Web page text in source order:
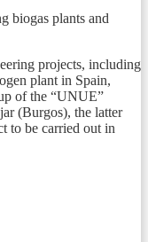
biogas plants and
projects, including
plant in Spain,
of the “UNUE”
(Burgos), the latter
to be carried out in